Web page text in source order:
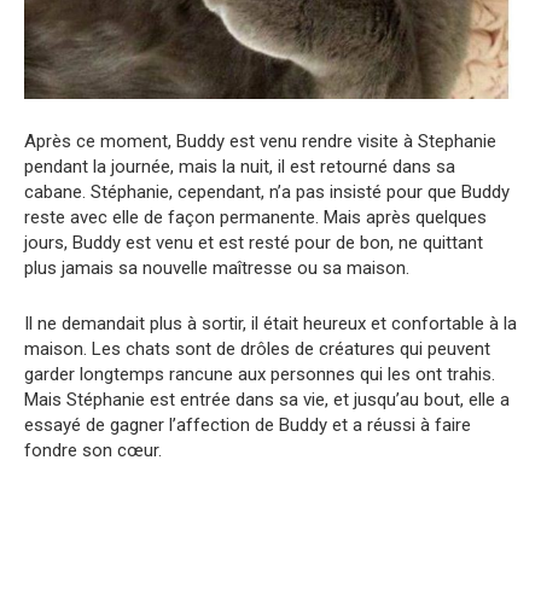
Après ce moment, Buddy est venu rendre visite à Stephanie
pendant la journée, mais la nuit, il est retourné dans sa
cabane. Stéphanie, cependant, n’a pas insisté pour que Buddy
reste avec elle de façon permanente. Mais après quelques
jours, Buddy est venu et est resté pour de bon, ne quittant
plus jamais sa nouvelle maîtresse ou sa maison.
Il ne demandait plus à sortir, il était heureux et confortable à la
maison. Les chats sont de drôles de créatures qui peuvent
garder longtemps rancune aux personnes qui les ont trahis.
Mais Stéphanie est entrée dans sa vie, et jusqu’au bout, elle a
essayé de gagner l’affection de Buddy et a réussi à faire
fondre son cœur.